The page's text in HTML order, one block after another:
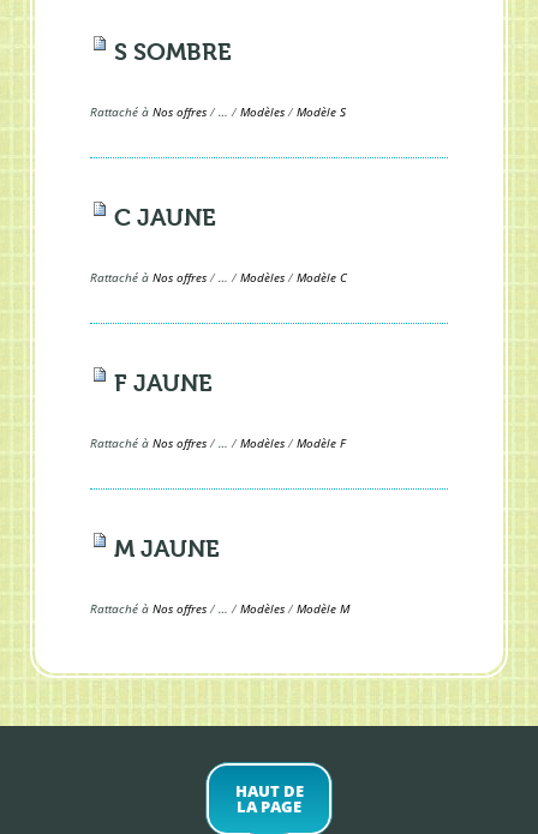
S SOMBRE
Rattaché à Nos offres / …/ Modèles / Modèle S
C JAUNE
Rattaché à Nos offres / …/ Modèles / Modèle C
F JAUNE
Rattaché à Nos offres / …/ Modèles / Modèle F
M JAUNE
Rattaché à Nos offres / …/ Modèles / Modèle M
HAUT DE
LA PAGE